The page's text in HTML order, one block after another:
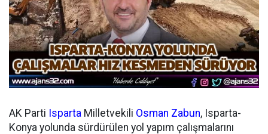
AK Parti Isparta Milletvekili Osman Zabun, Isparta-
Konya yolunda sürdürülen yol yapım çalışmalarını